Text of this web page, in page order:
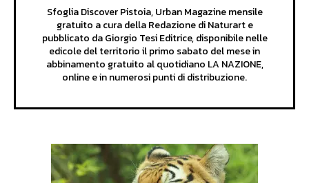
Sfoglia Discover Pistoia, Urban Magazine mensile
gratuito a cura della Redazione di Naturart e
pubblicato da Giorgio Tesi Editrice, disponibile nelle
edicole del territorio il primo sabato del mese in
abbinamento gratuito al quotidiano LA NAZIONE,
online e in numerosi punti di distribuzione.